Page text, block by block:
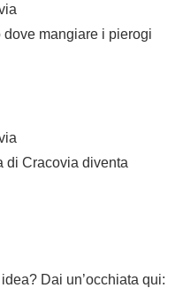
mangiare i pierogi
di Cracovia diventa
Dai un’occhiata qui: